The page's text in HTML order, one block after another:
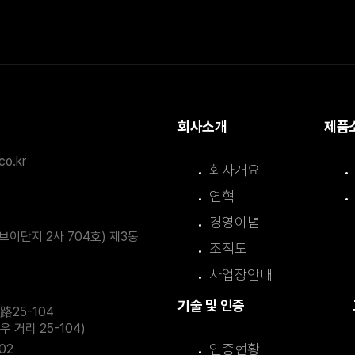
이단지 2사 704호) 제3동
25-104
우 거리 25-104)
회사소개
회사개요
연혁
경영이념
조직도
사업장안내
제품
기술 및 인증
인증현황